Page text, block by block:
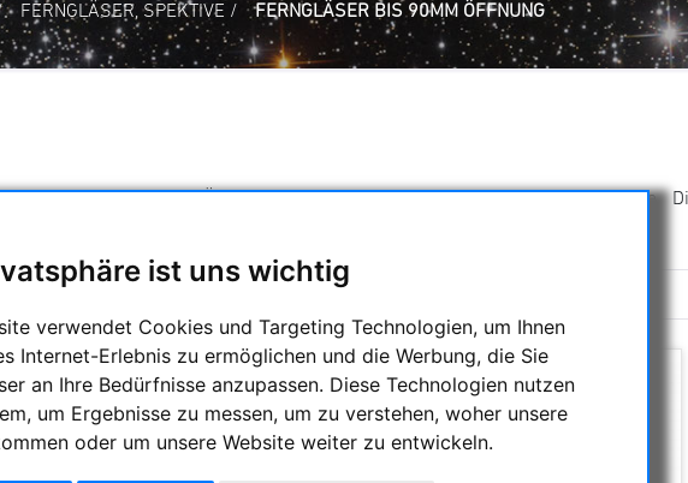
ist uns wichtig
verwendet Cookies und Targeting Technologien, um Ihnen
Internet-Erlebnis zu ermöglichen und die Werbung, die Sie
an Ihre Bedürfnisse anzupassen. Diese Technologien nutzen
um Ergebnisse zu messen, um zu verstehen, woher unsere
oder um unsere Website weiter zu entwickeln.
FERNGLÄSER, SPEKTIVE / FERNGLÄSER BIS 90MM ÖFFNUNG
interessanten Öffnungsbereich für Tagbeobachtungen auf lange